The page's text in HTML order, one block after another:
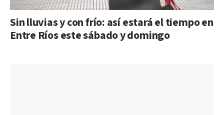
Sin lluvias y con frío: así estará el tiempo en
Entre Ríos este sábado y domingo